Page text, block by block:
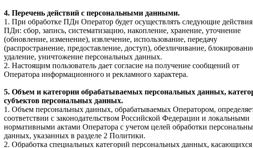
4. Перечень действий с персональными данными.
1. При обработке ПДн Оператор будет осуществлять следующие
ПДн: сбор, запись, систематизацию, накопление, хранение, уточнение
(обновление, изменение), извлечение, использование, передачу
(распространение, предоставление, доступ), обезличивание,
удаление, уничтожение персональных данных.
2. Настоящим пользователь дает согласие на получение сообщений от
Оператора информационного и рекламного характера.
5. Объем и категории обрабатываемых персональных данных,
субъектов персональных данных.
1. Объем персональных данных, обрабатываемых Оператором,
соответствии с законодательством Российской Федерации и локальными
нормативными актами Оператора с учетом целей обработки
данных, указанных в разделе 2 Политики.
2. Обработка специальных категорий персональных данных, касающихся